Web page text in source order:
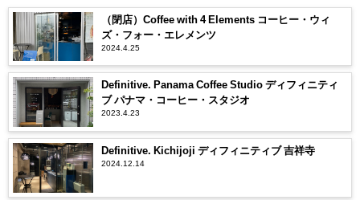
（閉店）Coffee with 4 Elements コーヒー・ウィ
ズ・フォー・エレメンツ
2024.4.25
Definitive. Panama Coffee Studio ディフィニティ
ブ パナマ・コーヒー・スタジオ
2023.4.23
Definitive. Kichijoji ディフィニティブ 吉祥寺
2024.12.14